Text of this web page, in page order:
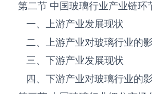
第二节 中国‌‌‌‌玻璃‌‌‌‌‌‌‌‌‌‌‌‌‌行业产业链环
一、上游产业发展现状
二、上游产业对‌‌‌‌玻璃‌‌‌‌‌‌‌‌‌‌‌‌‌行业的
三、下游产业发展现状
四、下游产业对‌‌‌‌玻璃‌‌‌‌‌‌‌‌‌‌‌‌‌行业的